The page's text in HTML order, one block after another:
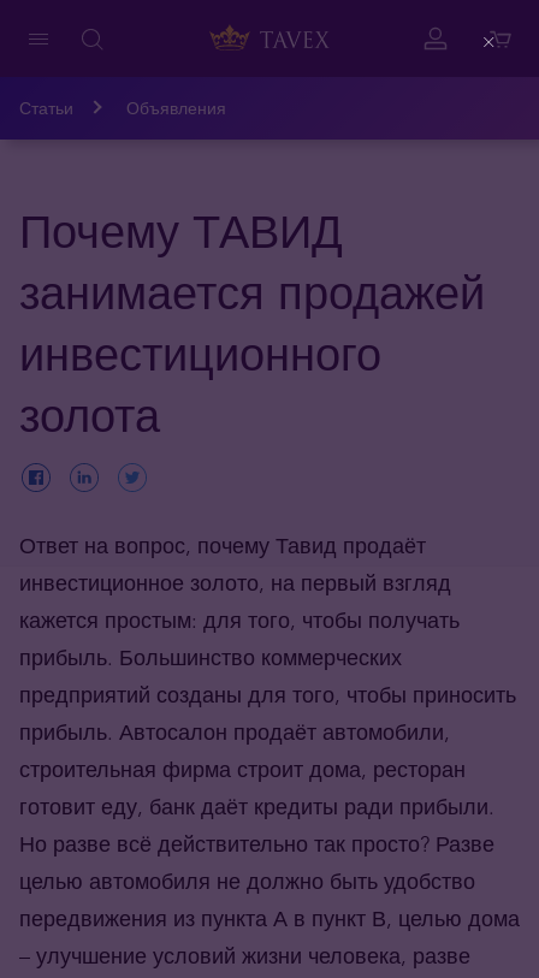
Статьи Объявления
Почему ТАВИД
занимается продажей
инвестиционного
золота
Ответ на вопрос, почему Тавид продаёт
инвестиционное золото, на первый взгляд
кажется простым: для того, чтобы получать
прибыль. Большинство коммерческих
предприятий созданы для того, чтобы приносить
прибыль. Автосалон продаёт автомобили,
строительная фирма строит дома, ресторан
готовит еду, банк даёт кредиты ради прибыли.
Но разве всё действительно так просто? Разве
целью автомобиля не должно быть удобство
передвижения из пункта А в пункт В, целью дома
– улучшение условий жизни человека, разве
Close